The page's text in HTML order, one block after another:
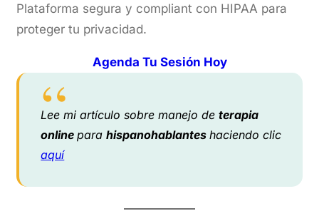
Plataforma segura y compliant con HIPAA para
proteger tu privacidad.
Agenda Tu Sesión Hoy
Lee mi artículo sobre manejo deterapia
onlineparahispanohablanteshaciendo clic
aquí